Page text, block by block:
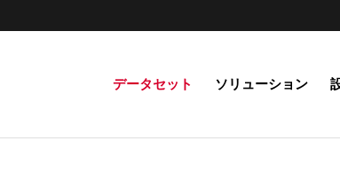
データセット ソリューション